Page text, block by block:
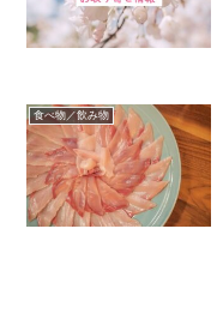
食べ物／飲み物